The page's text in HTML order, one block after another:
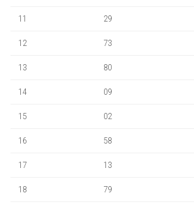
11 29
12 73
13 80
14 09
15 02
16 58
17 13
18 79